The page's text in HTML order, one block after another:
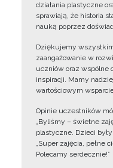
działania plastyczne
sprawiają, że historia
nauką poprzez
Dziękujemy
zaangażowanie w
uczniów oraz wspólne
inspiracji. Mamy
wartościowym
Opinie uczestników
„Byliśmy – świetne
plastyczne. Dzieci
„Super zajęcia, pełne
Polecamy serdecznie!”